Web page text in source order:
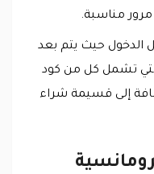
مناسبة.
الدخول حيث يتم بعد
تشمل كل من كود
إلى قسيمة شراء